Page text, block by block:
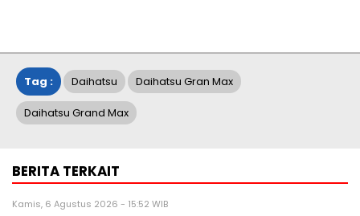
Tag : Daihatsu Daihatsu Gran Max
Daihatsu Grand Max
BERITA TERKAIT
Kamis, 6 Agustus 2026 - 15:52 WIB